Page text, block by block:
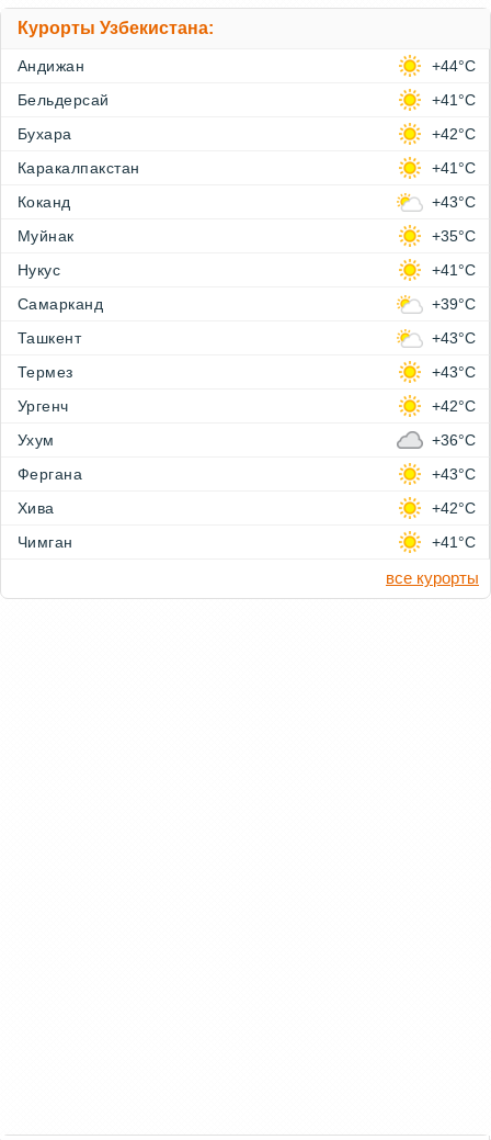
Курорты Узбекистана:
Андижан
+44°C
Бельдерсай
+41°C
Бухара
+42°C
Каракалпакстан
+41°C
Коканд
+43°C
Муйнак
+35°C
Нукус
+41°C
Самарканд
+39°C
Ташкент
+43°C
Термез
+43°C
Ургенч
+42°C
Ухум
+36°C
Фергана
+43°C
Хива
+42°C
Чимган
+41°C
все курорты